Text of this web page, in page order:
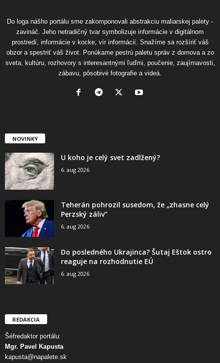
Do loga nášho portálu sme zakomponovali abstrakciu maliarskej palety -
zavináč. Jeho netradičný tvar symbolizuje informácie v digitálnom
prostredí, informácie v kocke, vír informácií. Snažíme sa rozšíriť váš
obzor a spestriť váš život. Ponúkame pestrú paletu správ z domova a zo
sveta, kultúru, rozhovory s interesantnými ľuďmi, poučenie, zaujímavosti,
zábavu, pôsobivé fotografie a videá.
NOVINKY
U koho je celý svet zadlžený?
6. aug 2026
Teherán pohrozil susedom, že „zhasne celý
Perzský záliv“
6. aug 2026
Do posledného Ukrajinca? Šutaj Eštok ostro
reaguje na rozhodnutie EÚ
6. aug 2026
REDAKCIA
Šéfredaktor portálu:
Mgr. Pavel Kapusta
kapusta@napalete.sk